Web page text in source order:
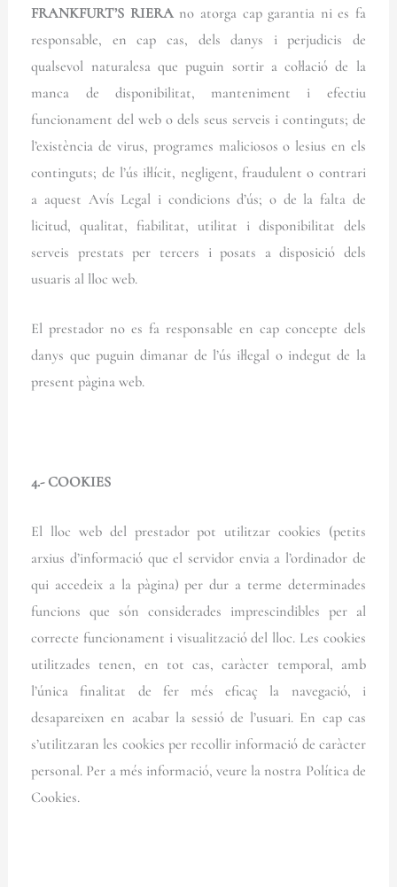
FRANKFURT’S RIERAno atorga cap garantia ni es fa
responsable, en cap cas, dels danys i perjudicis de
qualsevol naturalesa que puguin sortir a col·lació de la
manca de disponibilitat, manteniment i efectiu
funcionament del web o dels seus serveis i continguts; de
l’existència de virus, programes maliciosos o lesius en els
continguts; de l’ús il·lícit, negligent, fraudulent o contrari
a aquest Avís Legal i condicions d’ús; o de la falta de
licitud, qualitat, fiabilitat, utilitat i disponibilitat dels
serveis prestats per tercers i posats a disposició dels
usuaris al lloc web.
El prestador no es fa responsable en cap concepte dels
danys que puguin dimanar de l’ús il·legal o indegut de la
present pàgina web.
4.- COOKIES
El lloc web del prestador pot utilitzar cookies (petits
arxius d’informació que el servidor envia a l’ordinador de
qui accedeix a la pàgina) per dur a terme determinades
funcions que són considerades imprescindibles per al
correcte funcionament i visualització del lloc. Les cookies
utilitzades tenen, en tot cas, caràcter temporal, amb
l’única finalitat de fer més eficaç la navegació, i
desapareixen en acabar la sessió de l’usuari. En cap cas
s’utilitzaran les cookies per recollir informació de caràcter
personal. Per a més informació, veure la nostra Política de
Cookies.